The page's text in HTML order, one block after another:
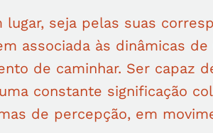
seja pelas suas
associada às dinâmicas
de caminhar. Ser capaz
constante significação
de percepção, em